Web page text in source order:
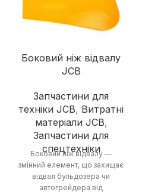
Боковий ніж відвалу
JCB
Запчастини для
техніки JCB, Витратні
матеріали JCB,
Запчастини для
спецтехніки
Боковий ніж відвалу —
змінний елемент, що захищає
відвал бульдозера чи
автогрейдера від